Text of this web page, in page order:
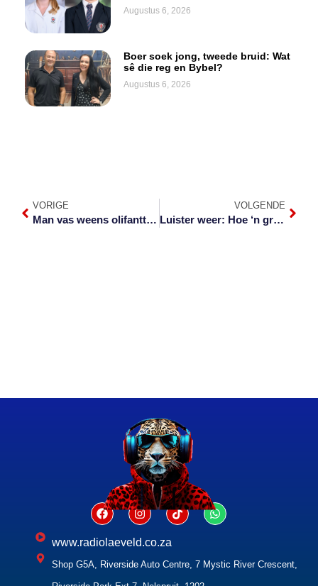
Augustus 6, 2026
Boer soek jong, tweede bruid: Wat
sê die reg en Bybel?
Augustus 6, 2026
VORIGE
Man vas weens olifanttande
VOLGENDE
Luister weer: Hoe ‘n groot probleem is Indiese spreeus in die Laeveld?
www.radiolaeveld.co.za
Shop G5A, Riverside Auto Centre, 7 Mystic River Crescent,